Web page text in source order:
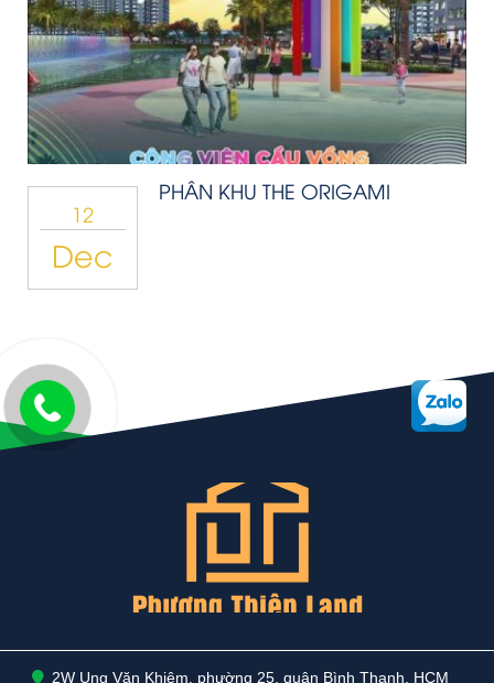
12
Dec
PHÂN KHU THE ORIGAMI
2W Ung Văn Khiêm, phường 25, quận Bình Thạnh, HCM